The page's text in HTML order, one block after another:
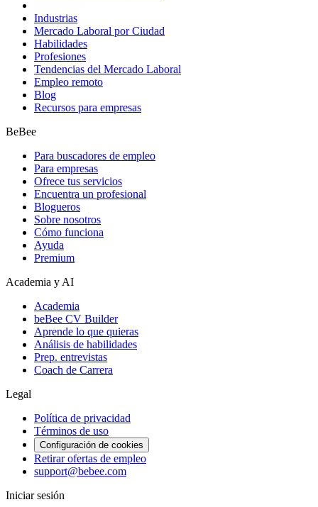
Industrias
Mercado Laboral por Ciudad
Habilidades
Profesiones
Tendencias del Mercado Laboral
Empleo remoto
Blog
Recursos para empresas
BeBee
Para buscadores de empleo
Para empresas
Ofrece tus servicios
Encuentra un profesional
Blogueros
Sobre nosotros
Cómo funciona
Ayuda
Premium
Academia y AI
Academia
beBee CV Builder
Aprende lo que quieras
Análisis de habilidades
Prep. entrevistas
Coach de Carrera
Legal
Política de privacidad
Términos de uso
Configuración de cookies
Retirar ofertas de empleo
support@bebee.com
Iniciar sesión